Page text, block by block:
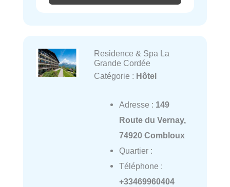
Residence & Spa La
Grande Cordée
Catégorie : Hôtel
Adresse : 149
Route du Vernay,
74920 Combloux
Quartier :
Téléphone :
+33469960404